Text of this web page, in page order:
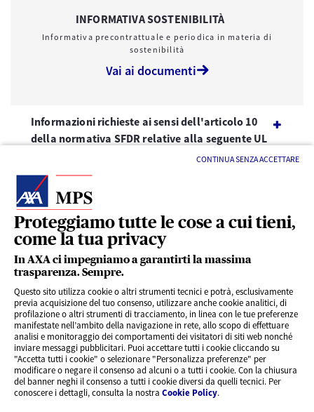
Proteggiamo tutte le cose a cui tieni,
come la tua privacy
In AXA ci impegniamo a garantirti la massima
trasparenza. Sempre.
Questo sito utilizza cookie o altri strumenti tecnici e potrà, esclusivamente
previa acquisizione del tuo consenso, utilizzare anche cookie analitici, di
profilazione o altri strumenti di tracciamento, in linea con le tue preferenze
manifestate nell’ambito della navigazione in rete, allo scopo di effettuare
analisi e monitoraggio dei comportamenti dei visitatori di siti web nonché
inviare messaggi pubblicitari. Puoi accettare tutti i cookie cliccando su
"Accetta tutti i cookie" o selezionare "Personalizza preferenze" per
modificare o negare il consenso ad alcuni o a tutti i cookie. Con la chiusura
del banner neghi il consenso a tutti i cookie diversi da quelli tecnici. Per
conoscere i dettagli, consulta la nostra Cookie Policy.
CONTINUA SENZA ACCETTARE
INFORMATIVA SOSTENIBILITÀ
Informativa precontrattuale e periodica in materia di
sostenibilità
Vai ai documenti
Informazioni richieste ai sensi dell'articolo 10
della normativa SFDR relative alla seguente UL
LINK UTILI
SERVIZI AL CLIENTE
CHI SIAMO
CONTATTI